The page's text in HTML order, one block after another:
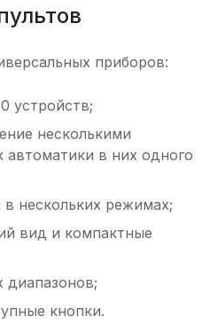
приборов:
устройств;
несколькими
автоматики в них одного
нескольких режимах;
вид и компактные
диапазонов;
кнопки.